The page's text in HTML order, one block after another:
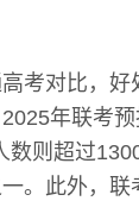
考对比，好
年联考
数则超过
。此外，联